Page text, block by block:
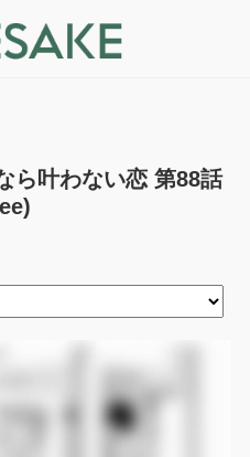
ら叶わない恋 第88話